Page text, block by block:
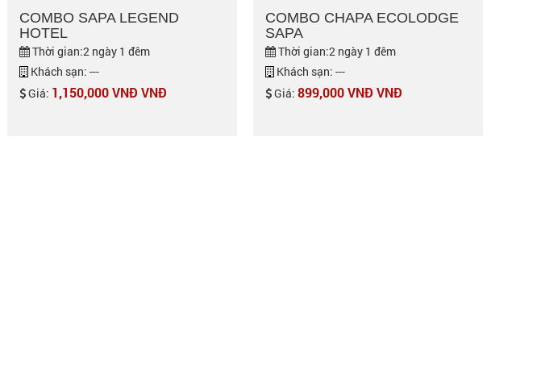
COMBO SAPA LEGEND
HOTEL
Thời gian:2 ngày 1 đêm
Khách sạn: ---
Giá: 1,150,000 VNĐ VNĐ
COMBO CHAPA ECOLODGE
SAPA
Thời gian:2 ngày 1 đêm
Khách sạn: ---
Giá: 899,000 VNĐ VNĐ